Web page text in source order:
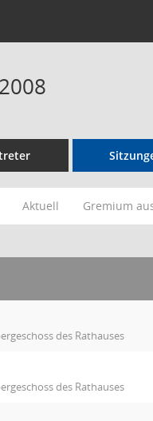
Aktuell Gremium
des Rathauses
des Rathauses